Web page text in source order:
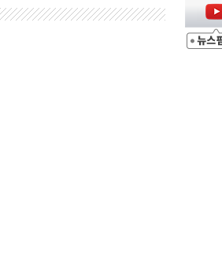
43.27% 송영길 11.63%
송영길 7.47%
망